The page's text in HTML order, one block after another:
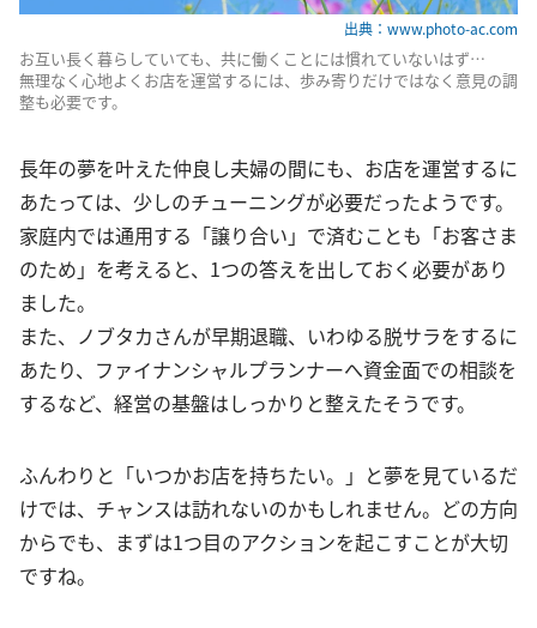
出典：www.photo-ac.com
お互い長く暮らしていても、共に働くことには慣れていないはず…
無理なく心地よくお店を運営するには、歩み寄りだけではなく意見の調
整も必要です。
長年の夢を叶えた仲良し夫婦の間にも、お店を運営するに
あたっては、少しのチューニングが必要だったようです。
家庭内では通用する「譲り合い」で済むことも「お客さま
のため」を考えると、1つの答えを出しておく必要があり
ました。
また、ノブタカさんが早期退職、いわゆる脱サラをするに
あたり、ファイナンシャルプランナーへ資金面での相談を
するなど、経営の基盤はしっかりと整えたそうです。
ふんわりと「いつかお店を持ちたい。」と夢を見ているだ
けでは、チャンスは訪れないのかもしれません。どの方向
からでも、まずは1つ目のアクションを起こすことが大切
ですね。